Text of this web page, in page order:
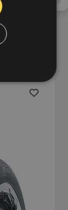
155/80R13 (79) T